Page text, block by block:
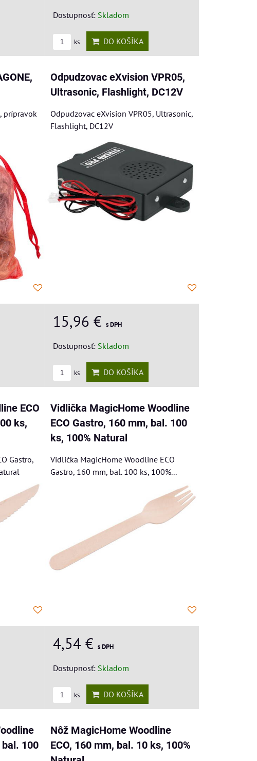
Dostupnosť: Skladom
ks DO KOŠÍKA
prípravok
Odpudzovac eXvision VPR05,
Ultrasonic, Flashlight, DC12V
Odpudzovac eXvision VPR05, Ultrasonic,
Flashlight, DC12V
15,96 €s DPH
Dostupnosť: Skladom
ks DO KOŠÍKA
ECO
ks,
Gastro,
Vidlička MagicHome Woodline
ECO Gastro, 160 mm, bal. 100
ks, 100% Natural
Vidlička MagicHome Woodline ECO
Gastro, 160 mm, bal. 100 ks, 100%...
4,54 €s DPH
Dostupnosť: Skladom
ks DO KOŠÍKA
bal. 100
Nôž MagicHome Woodline
ECO, 160 mm, bal. 10 ks, 100%